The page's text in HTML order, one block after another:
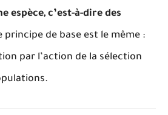
espèce, c’est-à-dire des
principe de base est le même :
par l’action de la sélection